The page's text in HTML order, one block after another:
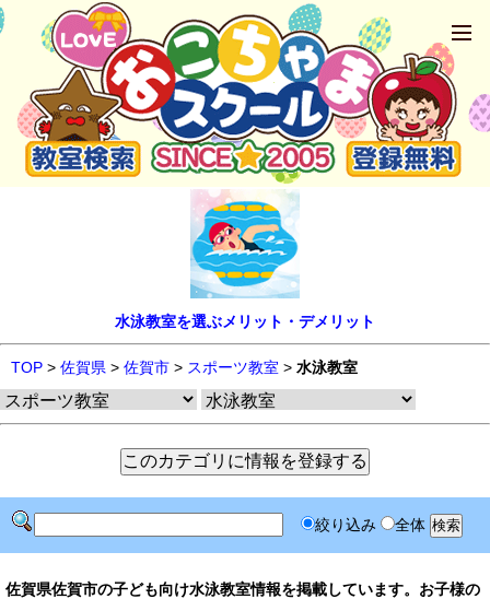
水泳教室を選ぶメリット・デメリット
TOP > 佐賀県 > 佐賀市 > スポーツ教室 > 水泳教室
絞り込み 全体
佐賀県佐賀市の子ども向け水泳教室情報を掲載しています。お子様の